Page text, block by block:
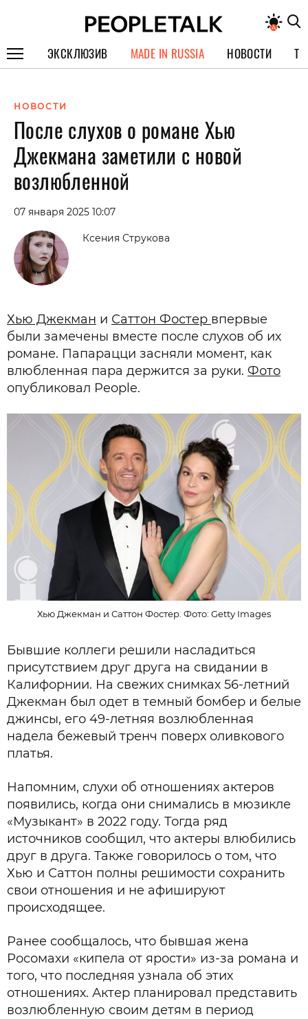
ЭКСКЛЮЗИВ
СПЕЦПРОЕКТЫ
ИНТЕРВЬЮ
ПОКОЛЕНИЕ
MADE IN RUSSIA НОВОСТИ
НОВОСТИ
После слухов о романе Хью
Джекмана заметили с новой
возлюбленной
07 января 2025 10:07
Ксения Струкова
Хью Джекман и Саттон Фостер впервые
были замечены вместе после слухов об их
романе. Папарацци засняли момент, как
влюбленная пара держится за руки. Фото
опубликовал People.
Хью Джекман и Саттон Фостер. Фото: Getty Images
Бывшие коллеги решили насладиться
присутствием друг друга на свидании в
Калифорнии. На свежих снимках 56-летний
Джекман был одет в темный бомбер и белые
джинсы, его 49-летняя возлюбленная
надела бежевый тренч поверх оливкового
платья.
Напомним, слухи об отношениях актеров
появились, когда они снимались в мюзикле
«Музыкант» в 2022 году. Тогда ряд
источников сообщил, что актеры влюбились
друг в друга. Также говорилось о том, что
Хью и Саттон полны решимости сохранить
свои отношения и не афишируют
происходящее.
Ранее сообщалось, что бывшая жена
Росомахи «кипела от ярости» из-за романа и
того, что последняя узнала об этих
отношениях. Актер планировал представить
возлюбленную своим детям в период